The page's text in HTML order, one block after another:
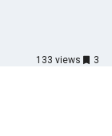
133 views 3